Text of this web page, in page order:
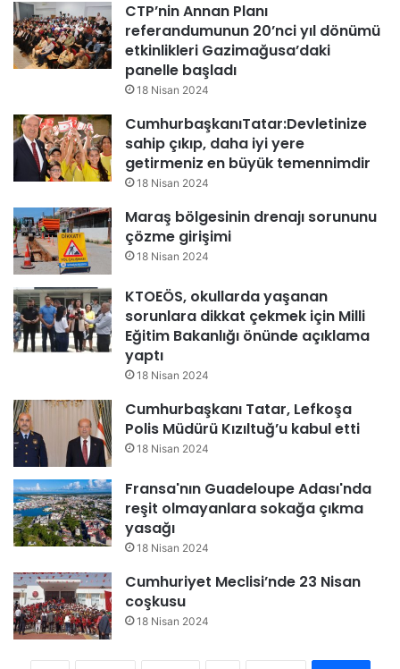
CTP’nin Annan Planı
referandumunun 20’nci yıl dönümü
etkinlikleri Gazimağusa’daki
panelle başladı
18 Nisan 2024
CumhurbaşkanıTatar:Devletinize
sahip çıkıp, daha iyi yere
getirmeniz en büyük temennimdir
18 Nisan 2024
Maraş bölgesinin drenajı sorununu
çözme girişimi
18 Nisan 2024
KTOEÖS, okullarda yaşanan
sorunlara dikkat çekmek için Milli
Eğitim Bakanlığı önünde açıklama
yaptı
18 Nisan 2024
Cumhurbaşkanı Tatar, Lefkoşa
Polis Müdürü Kızıltuğ’u kabul etti
18 Nisan 2024
Fransa'nın Guadeloupe Adası'nda
reşit olmayanlara sokağa çıkma
yasağı
18 Nisan 2024
Cumhuriyet Meclisi’nde 23 Nisan
coşkusu
18 Nisan 2024